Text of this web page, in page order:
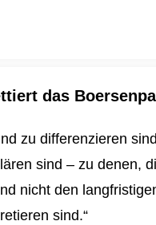
das
zu differenzieren
sind – zu denen,
nicht den
sind.“